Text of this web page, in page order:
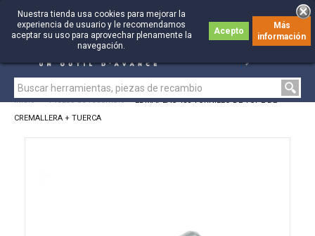
0
0
Nuestra tienda usa cookies para mejorar la
experiencia de usuario y le recomendamos
aceptar su uso para aprovechar plenamente la
navegación.
Acepto
Más
información
Inicio > Piezas de recambio > EDMAPLAC 450 TORNILLO DE TOPE DE
CREMALLERA + TUERCA